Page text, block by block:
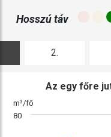
Hosszú táv
2.
m³/fő
Az egy főre
80